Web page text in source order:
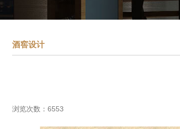
酒窖设计
浏览次数：6553